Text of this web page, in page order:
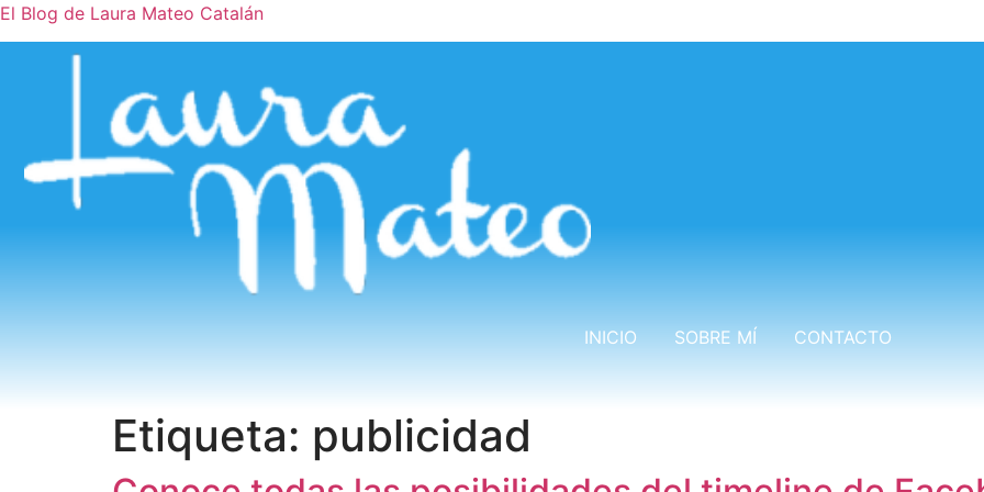
El Blog de Laura Mateo Catalán
INICIO SOBRE MÍ CONTACTO
Etiqueta: publicidad